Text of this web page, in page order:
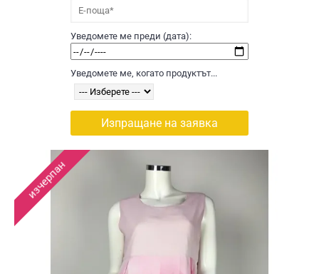
Уведомете ме преди (дата):
Уведомете ме, когато продуктът...
Изпращане на заявка
изчерпан